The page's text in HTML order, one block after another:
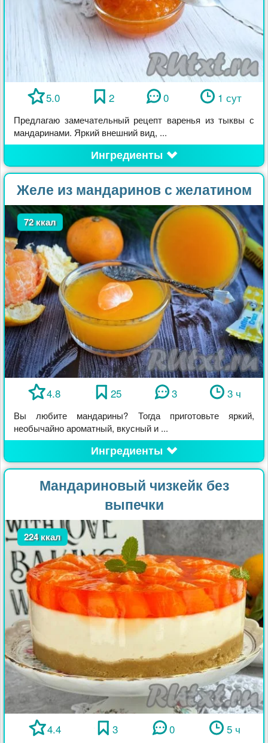
5.0 2 0 1 сут
Предлагаю замечательный рецепт варенья из тыквы с
мандаринами. Яркий внешний вид, ...
Ингредиенты
Желе из мандаринов с желатином
72 ккал
4.8 25 3 3 ч
Вы любите мандарины? Тогда приготовьте яркий,
необычайно ароматный, вкусный и ...
Ингредиенты
Мандариновый чизкейк без
выпечки
224 ккал
4.4 3 0 5 ч